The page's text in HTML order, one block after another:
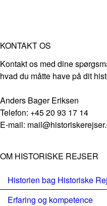
KONTAKT OS
Kontakt os med dine
hvad du måtte have på dit
Anders Bager Eriksen
Telefon: +45 20 93 17 14
E-mail:
OM HISTORISKE REJSER
Historien bag Historiske
Erfaring og kompetence